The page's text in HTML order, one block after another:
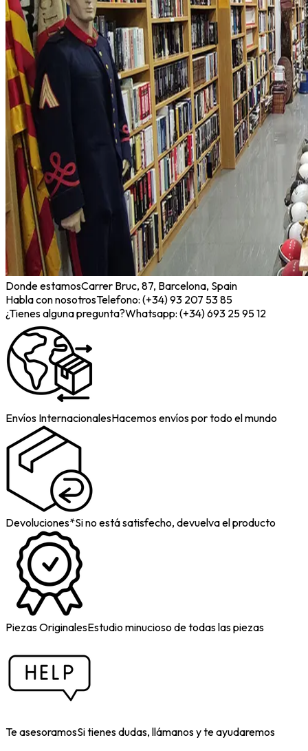
Donde estamosCarrer Bruc, 87, Barcelona, Spain
Habla con nosotrosTelefono: (+34) 93 207 53 85
¿Tienes alguna pregunta?Whatsapp: (+34) 693 25 95 12
Envíos InternacionalesHacemos envíos por todo el mundo
Devoluciones*Si no está satisfecho, devuelva el producto
Piezas OriginalesEstudio minucioso de todas las piezas
Te asesoramosSi tienes dudas, llámanos y te ayudaremos